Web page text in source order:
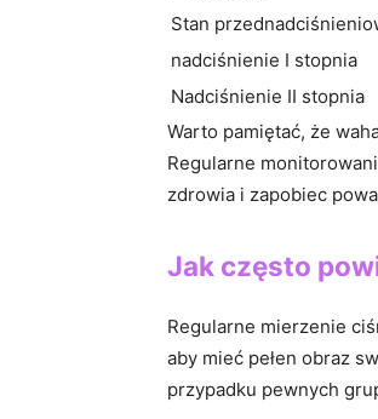
Stan
nadciśnienie I stopnia
Nadciśnienie II stopnia
Warto pamiętać,‌ że
Regularne
zdrowia i zapobiec
Jak często
Regularne ‌mierzenie
aby mieć ⁢pełen obraz‌
przypadku pewnych